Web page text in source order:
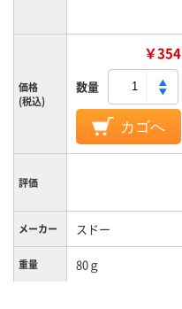
価格
(税込)
￥354
数量
カゴへ
評価
メーカー スドー
重量 80ｇ